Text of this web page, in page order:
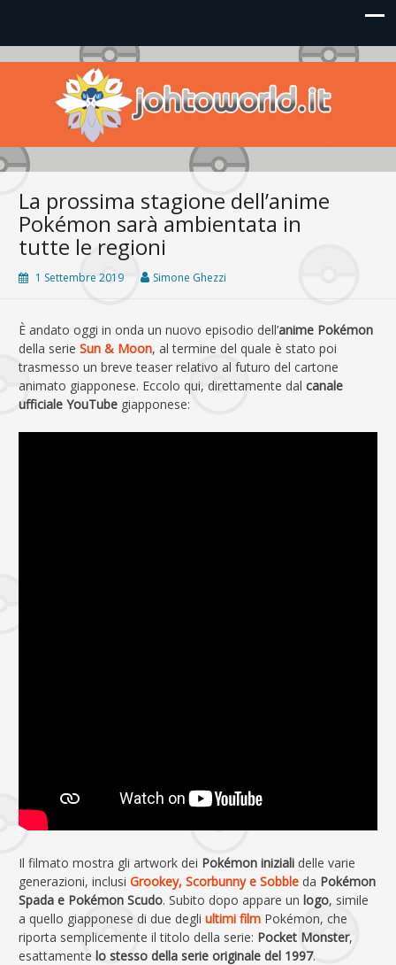
Johto World
Le novità più frizzanti dall'universo Pokémon e Nintendo
La prossima stagione dell’anime
Pokémon sarà ambientata in
tutte le regioni
1 Settembre 2019 Simone Ghezzi
È andato oggi in onda un nuovo episodio dell’anime Pokémon
della serie Sun & Moon, al termine del quale è stato poi
trasmesso un breve teaser relativo al futuro del cartone
animato giapponese. Eccolo qui, direttamente dal canale
ufficiale YouTube giapponese:
Il filmato mostra gli artwork dei Pokémon iniziali delle varie
generazioni, inclusi Grookey, Scorbunny e Sobble da Pokémon
Spada e Pokémon Scudo. Subito dopo appare un logo, simile
a quello giapponese di due degli ultimi film Pokémon, che
riporta semplicemente il titolo della serie: Pocket Monster,
esattamente lo stesso della serie originale del 1997.